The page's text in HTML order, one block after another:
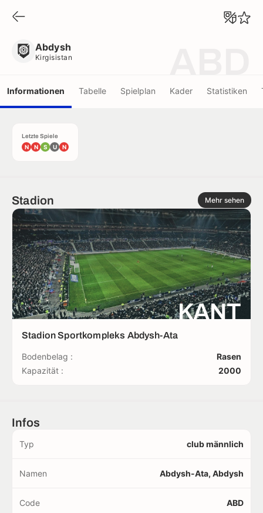
Abdysh
Kirgisistan
Informationen Tabelle Spielplan Kader Statistiken
Letzte Spiele
N N S U N
Stadion Mehr sehen
KANT
Stadion Sportkompleks Abdysh-Ata
Bodenbelag :
Rasen
Kapazität :
2000
Infos
Typ club männlich
Namen Abdysh-Ata, Abdysh
Code ABD